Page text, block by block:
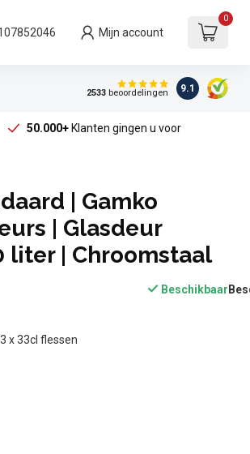
Mijn account
0
2533beoordelingen 9.1
50.000+Klanten gingen u voor
| Gamko
| Glasdeur
liter | Chroomstaal
Beschikbaar
x 33cl flessen